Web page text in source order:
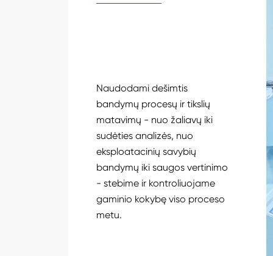
Naudodami dešimtis
bandymų procesų ir tikslių
matavimų - nuo žaliavų iki
sudėties analizės, nuo
eksploatacinių savybių
bandymų iki saugos vertinimo
- stebime ir kontroliuojame
gaminio kokybę viso proceso
metu.